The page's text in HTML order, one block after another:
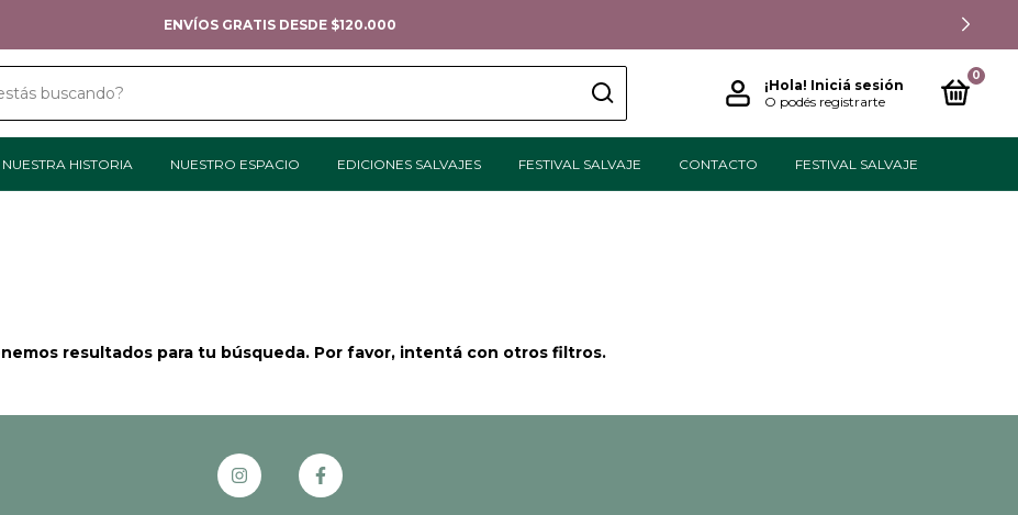
ENVÍOS GRATIS DESDE $120.000
¡Hola! Iniciá sesión
O podés registrarte
0
NUESTRA HISTORIA NUESTRO ESPACIO EDICIONES SALVAJES FESTIVAL SALVAJE CONTACTO FESTIVAL SALVAJE
resultados para tu búsqueda. Por favor, intentá con otros filtros.